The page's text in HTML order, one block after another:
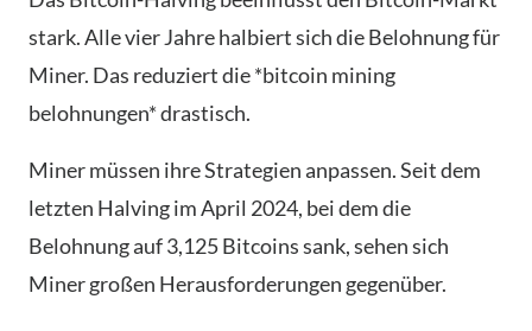
stark. Alle vier Jahre halbiert sich die Belohnung für
Miner. Das reduziert die *bitcoin mining
belohnungen* drastisch.
Miner müssen ihre Strategien anpassen. Seit dem
letzten Halving im April 2024, bei dem die
Belohnung auf 3,125 Bitcoins sank, sehen sich
Miner großen Herausforderungen gegenüber.